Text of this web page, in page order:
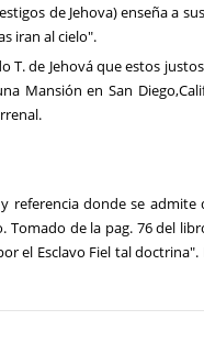
de Jehova) enseña a
iran al cielo".
T. de Jehová que estos
Mansión en San
referencia donde se
de la pag. 76 del
el Esclavo Fiel tal